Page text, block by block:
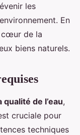
les
En
cœur de la
biens naturels.
de l’eau,
cruciale pour
techniques